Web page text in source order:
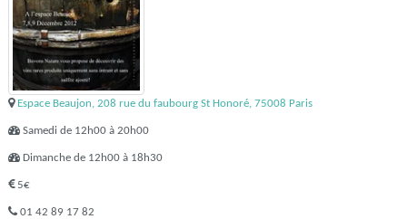
Espace Beaujon, 208 rue du faubourg St Honoré, 75008 Paris
Samedi de 12h00 à 20h00
Dimanche de 12h00 à 18h30
5€
01 42 89 17 82